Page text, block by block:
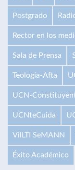
Postgrado
Rector en los
Sala de Prensa
Teología-Afta
UCN-
UCNteCuida
VilLTI SeMANN
Éxito Académico